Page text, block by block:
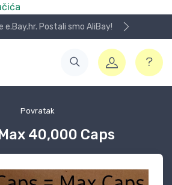
e.Bay.hr. Postali smo AliBay!
Povratak
40,000 Caps